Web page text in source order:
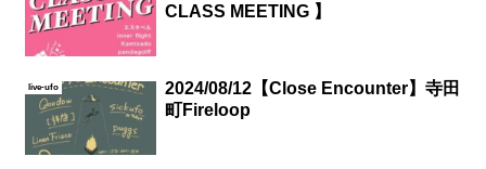
CLASS MEETING 】
live-ufo
2024/08/12【Close Encounter】寺田
町Fireloop